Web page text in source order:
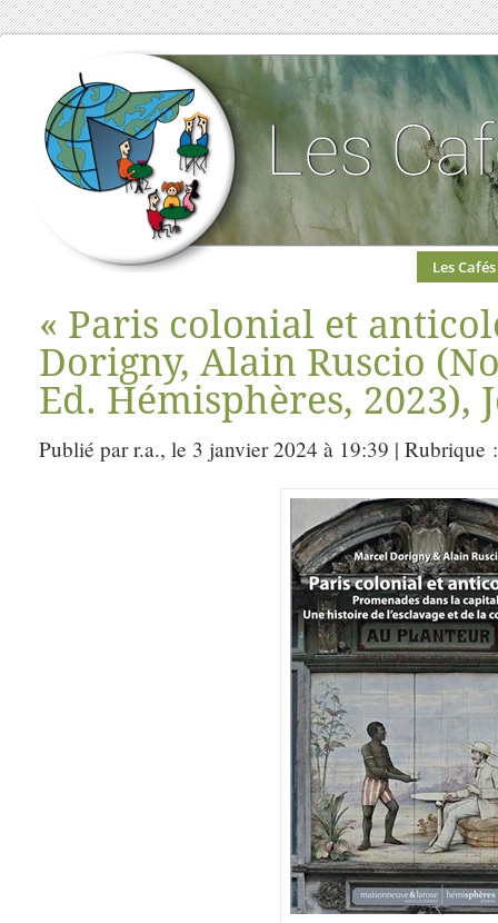
Les Cafés
« Paris colonial et
Dorigny, Alain Ruscio
Ed. Hémisphères, 2023),
Publié par r.a., le 3 janvier 2024 à 19:39 | Rubrique